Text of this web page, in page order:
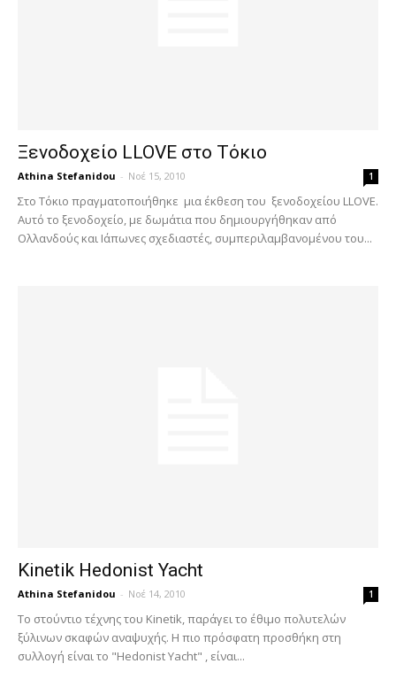
Ξενοδοχείο LLOVE στο Τόκιο
Athina Stefanidou - Νοέ 15, 2010 1
Στο Τόκιο πραγματοποιήθηκε μια έκθεση του ξενοδοχείου LLOVE.
Αυτό το ξενοδοχείο, με δωμάτια που δημιουργήθηκαν από
Ολλανδούς και Ιάπωνες σχεδιαστές, συμπεριλαμβανομένου του...
Kinetik Hedonist Yacht
Athina Stefanidou - Νοέ 14, 2010 1
Το στούντιο τέχνης του Kinetik, παράγει το έθιμο πολυτελών
ξύλινων σκαφών αναψυχής. Η πιο πρόσφατη προσθήκη στη
συλλογή είναι το "Hedonist Yacht" , είναι...